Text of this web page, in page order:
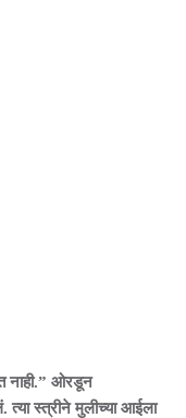
नाही.” ओरडून
त्या स्त्रीने मुलीच्या आईला